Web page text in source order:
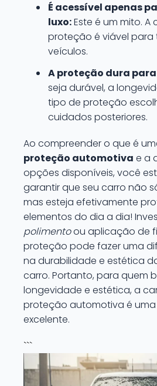
É acessível apenas
luxo:Este é um mito.
proteção é viável para
veículos.
A proteção dura
seja durável, a
tipo de proteção
cuidados posteriores.
Ao compreender o que é
proteção automotiva e a
opções disponíveis, você
garantir que seu carro não
mas esteja efetivamente
elementos do dia a dia!
polimentoou aplicação de
proteção pode fazer uma
na durabilidade e estética
carro. Portanto, para quem
longevidade e estética, a
proteção automotiva é
excelente.
```